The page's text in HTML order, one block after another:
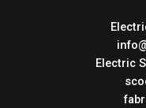
Electric